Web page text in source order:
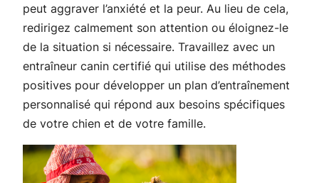
peut aggraver l’anxiété et la peur. Au lieu de cela,
redirigez calmement son attention ou éloignez-le
de la situation si nécessaire. Travaillez avec un
entraîneur canin certifié qui utilise des méthodes
positives pour développer un plan d’entraînement
personnalisé qui répond aux besoins spécifiques
de votre chien et de votre famille.